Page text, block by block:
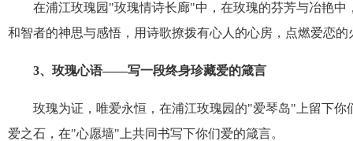
在浦江玫瑰园 "玫瑰情诗长廊"中，在玫瑰的芬芳与冶艳中
和智者的神思与感悟，用诗歌撩拨有心人的心房，点燃爱恋
3、玫瑰心语——写一段终身珍藏爱的箴言
玫瑰为证，唯爱永恒，在浦江玫瑰园的"爱琴岛" 上留下
爱之石，在"心愿墙" 上共同书写下你们爱的箴言。